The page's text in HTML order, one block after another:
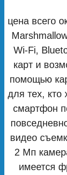
цена всего
Wi-Fi,
карт и
помощью
для тех, кто
смартфон
видео
2 Мп
имеется